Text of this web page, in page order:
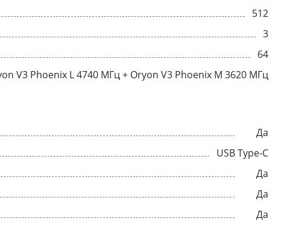
512
3
64
V3 Phoenix L 4740 МГц + Oryon V3 Phoenix M 3620 МГц
Да
USB Type-C
Да
Да
Да